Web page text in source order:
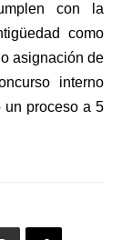
con la
como
o asignación de
interno
un proceso a 5